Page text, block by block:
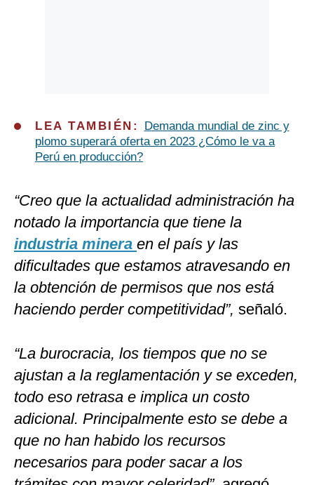
LEA TAMBIÉN:
Demanda mundial de zinc y
plomo superará oferta en 2023 ¿Cómo le va a
Perú en producción?
“Creo que la actualidad administración ha
notado la importancia que tiene la
industria minera en el país y las
dificultades que estamos atravesando en
la obtención de permisos que nos está
haciendo perder competitividad”, señaló.
“La burocracia, los tiempos que no se
ajustan a la reglamentación y se exceden,
todo eso retrasa e implica un costo
adicional. Principalmente esto se debe a
que no han habido los recursos
necesarios para poder sacar a los